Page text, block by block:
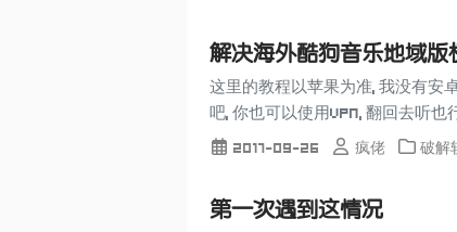
解决海外酷狗音乐地域版
这里的教程以苹果为准, 我没有安
吧, 你也可以使用vpn, 翻回去听也
2017-09-26 疯佬 破解
第一次遇到这情况